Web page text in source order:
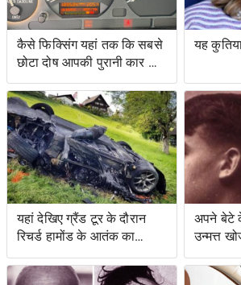
कैसे फिक्सिंग यहां तक ​​कि सबसे
छोटा दोष आपकी पुरानी कार को
नया जैसा महसूस करा सकता है
यह
यहां देखिए ग्रैंड टूर के दौरान
रिचर्ड हामोंड के आतंक का
वीडियो
अपने बेटे
उन्मत्त
स्वाद के
के लिए